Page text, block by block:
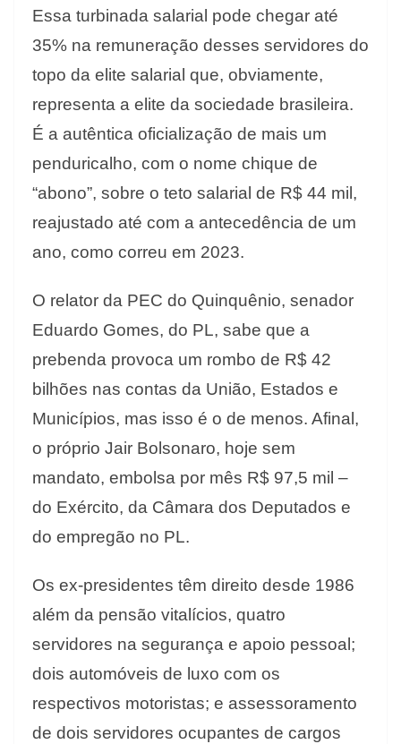
Essa turbinada salarial pode chegar até
35% na remuneração desses servidores do
topo da elite salarial que, obviamente,
representa a elite da sociedade brasileira.
É a autêntica oficialização de mais um
penduricalho, com o nome chique de
“abono”, sobre o teto salarial de R$ 44 mil,
reajustado até com a antecedência de um
ano, como correu em 2023.
O relator da PEC do Quinquênio, senador
Eduardo Gomes, do PL, sabe que a
prebenda provoca um rombo de R$ 42
bilhões nas contas da União, Estados e
Municípios, mas isso é o de menos. Afinal,
o próprio Jair Bolsonaro, hoje sem
mandato, embolsa por mês R$ 97,5 mil –
do Exército, da Câmara dos Deputados e
do empregão no PL.
Os ex-presidentes têm direito desde 1986
além da pensão vitalícios, quatro
servidores na segurança e apoio pessoal;
dois automóveis de luxo com os
respectivos motoristas; e assessoramento
de dois servidores ocupantes de cargos